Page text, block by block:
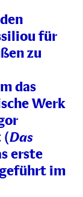
für
zu
das
Werk
(Das
erste
im